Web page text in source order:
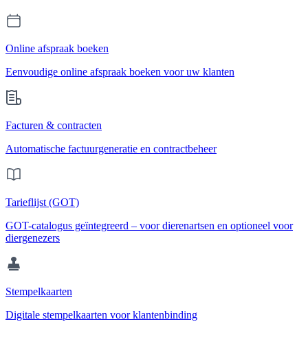
Online afspraak boeken
Eenvoudige online afspraak boeken voor uw klanten
Facturen & contracten
Automatische factuurgeneratie en contractbeheer
Tarieflijst (GOT)
GOT-catalogus geïntegreerd – voor dierenartsen en optioneel voor
diergenezers
Stempelkaarten
Digitale stempelkaarten voor klantenbinding